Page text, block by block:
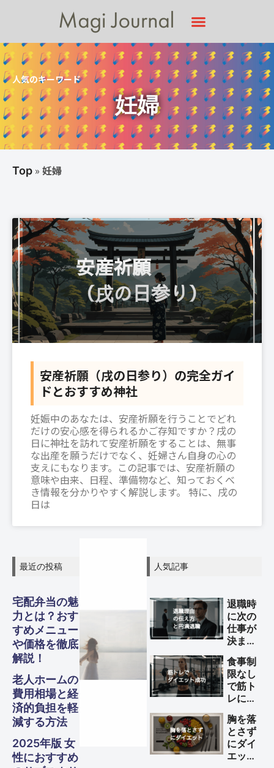
人気のキーワード
妊婦
Top » 妊婦
安産祈願（戌の日参り）の完全ガイ
ドとおすすめ神社
妊娠中のあなたは、安産祈願を行うことでどれ
だけの安心感を得られるかご存知ですか？戌の
日に神社を訪れて安産祈願をすることは、無事
な出産を願うだけでなく、妊婦さん自身の心の
支えにもなります。この記事では、安産祈願の
意味や由来、日程、準備物など、知っておくべ
き情報を分かりやすく解説します。 特に、戌の
日は
最近の投稿
宅配弁当の魅
力とは？おす
すめメニュー
や価格を徹底
解説！
老人ホームの
費用相場と経
済的負担を軽
減する方法
2025年版 女
性におすすめ
ガジェ
ット
チュア
ル
ビジネ
ス
ファイ
ナンス
メ・フ
ード
旅行
美容・
健康
Other
ガジェ
ット
チュア
ル
ビジネ
ス
ファイ
ナンス
メ・フ
ード
旅行
美容・
健康
Other
ガジェ
ット
チュア
ル
ビジネ
ス
ファイ
ナンス
メ・フ
ード
旅行
美容・
健康
Other
人気記事
退職時
に次の
仕事が
決まっ
い理由
の伝え
方と円
満退職
のため
のポイ
ント
食事制
限なし
で筋ト
レによ
エット
を成功
させる
方法
胸を落
とさず
にダイ
エット